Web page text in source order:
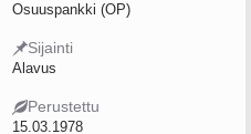
Osuuspankki (OP)
Sijainti
Alavus
Perustettu
15.03.1978